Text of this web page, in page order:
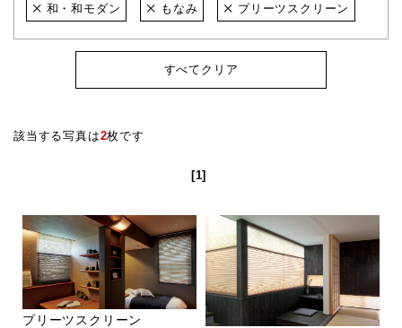
和・和モダン もなみ プリーツスクリーン
すべてクリア
該当する写真は2枚です
[1]
プリーツスクリーン